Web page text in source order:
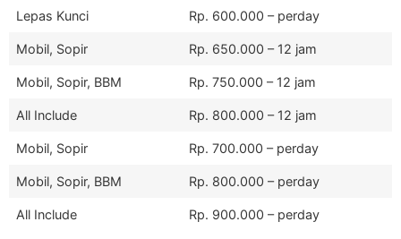
Lepas Kunci Rp. 600.000 – perday
Mobil, Sopir Rp. 650.000 – 12 jam
Mobil, Sopir, BBM Rp. 750.000 – 12 jam
All Include Rp. 800.000 – 12 jam
Mobil, Sopir Rp. 700.000 – perday
Mobil, Sopir, BBM Rp. 800.000 – perday
All Include Rp. 900.000 – perday